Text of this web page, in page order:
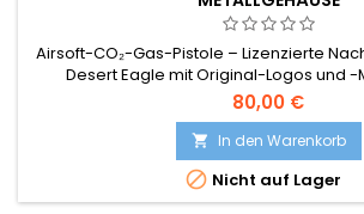
Airsoft-CO₂-Gas-Pistole – Lizenzierte
Desert Eagle mit Original-Logos und -
80,00 €
 In den Warenkorb
 Nicht auf Lager